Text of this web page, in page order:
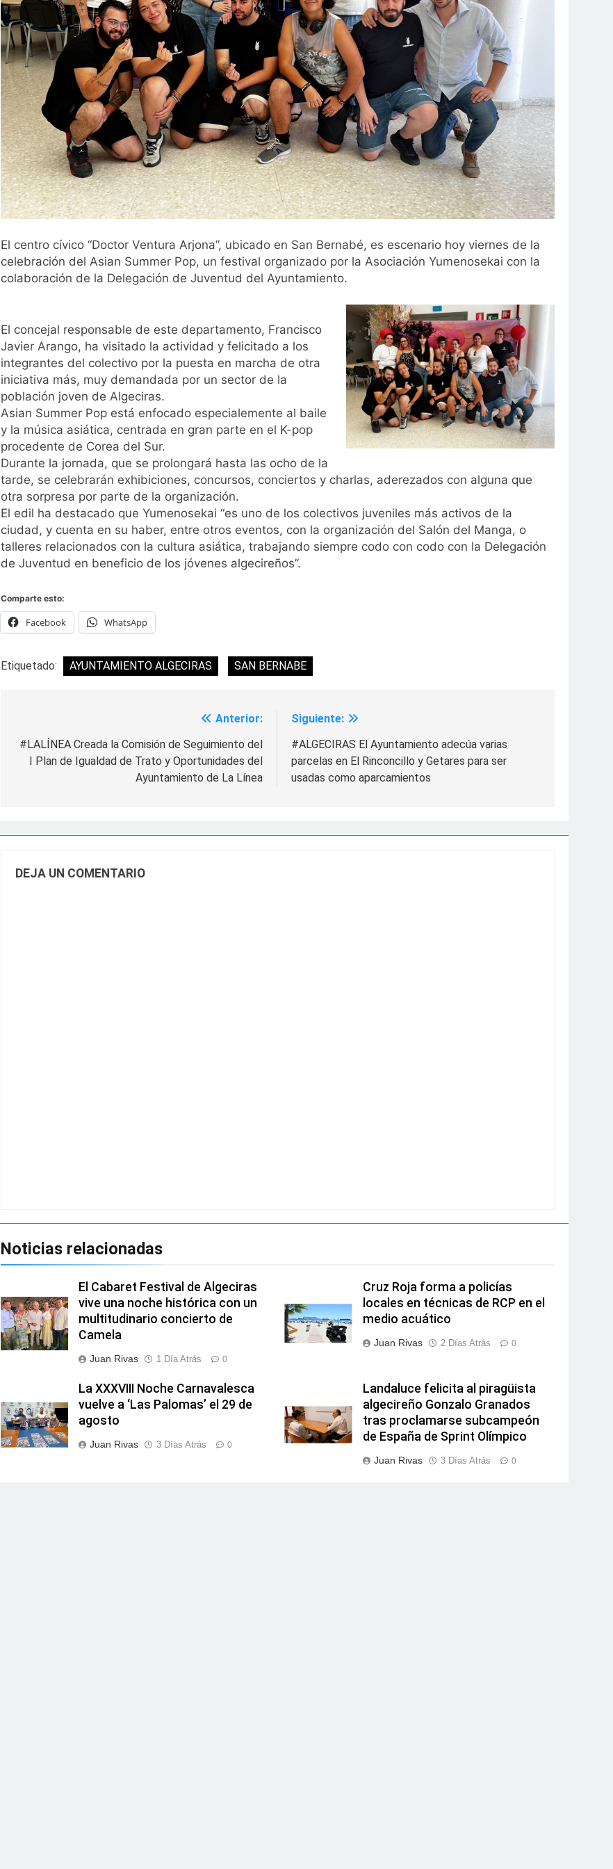
El centro cívico “Doctor Ventura Arjona”, ubicado en San Bernabé, es escenario hoy viernes de la
celebración del Asian Summer Pop, un festival organizado por la Asociación Yumenosekai con la
colaboración de la Delegación de Juventud del Ayuntamiento.
El concejal responsable de este departamento, Francisco
Javier Arango, ha visitado la actividad y felicitado a los
integrantes del colectivo por la puesta en marcha de otra
iniciativa más, muy demandada por un sector de la
población joven de Algeciras.
Asian Summer Pop está enfocado especialemente al baile
y la música asiática, centrada en gran parte en el K-pop
procedente de Corea del Sur.
Durante la jornada, que se prolongará hasta las ocho de la
tarde, se celebrarán exhibiciones, concursos, conciertos y charlas, aderezados con alguna que
otra sorpresa por parte de la organización.
El edil ha destacado que Yumenosekai “es uno de los colectivos juveniles más activos de la
ciudad, y cuenta en su haber, entre otros eventos, con la organización del Salón del Manga, o
talleres relacionados con la cultura asiática, trabajando siempre codo con codo con la Delegación
de Juventud en beneficio de los jóvenes algecireños”.
Comparte esto:
Facebook WhatsApp
Etiquetado: AYUNTAMIENTO ALGECIRAS SAN BERNABE
de
entradas
Anterior:
#LALÍNEA Creada la Comisión de Seguimiento del
I Plan de Igualdad de Trato y Oportunidades del
Ayuntamiento de La Línea
Siguiente:
#ALGECIRAS El Ayuntamiento adecúa varias
parcelas en El Rinconcillo y Getares para ser
usadas como aparcamientos
DEJA UN COMENTARIO
Noticias relacionadas
El Cabaret Festival de Algeciras
vive una noche histórica con un
multitudinario concierto de
Camela
Juan Rivas 1 Día Atrás 0
Cruz Roja forma a policías
locales en técnicas de RCP en el
medio acuático
Juan Rivas 2 Días Atrás 0
La XXXVIII Noche Carnavalesca
vuelve a ‘Las Palomas’ el 29 de
agosto
Juan Rivas 3 Días Atrás 0
Landaluce felicita al piragüista
algecireño Gonzalo Granados
tras proclamarse subcampeón
de España de Sprint Olímpico
Juan Rivas 3 Días Atrás 0